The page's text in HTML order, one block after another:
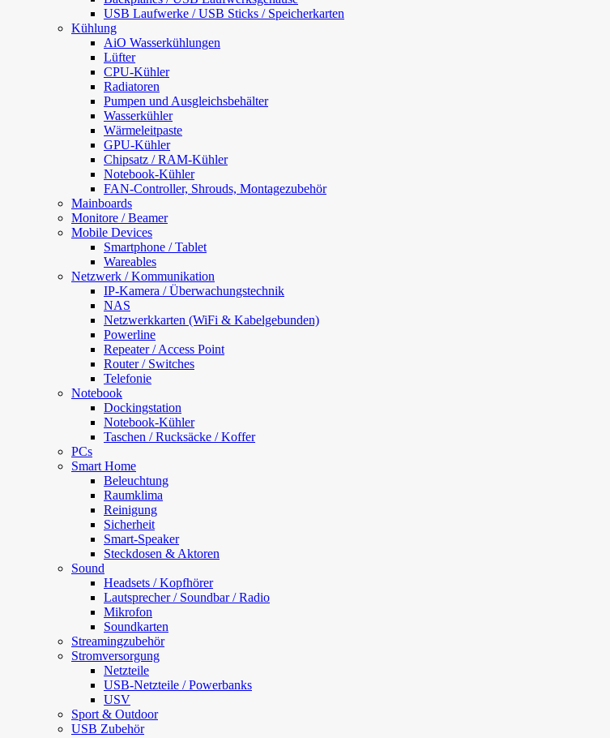
USB Laufwerke / USB Sticks / Speicherkarten
Kühlung
AiO Wasserkühlungen
Lüfter
CPU-Kühler
Radiatoren
Pumpen und Ausgleichsbehälter
Wasserkühler
Wärmeleitpaste
GPU-Kühler
Chipsatz / RAM-Kühler
Notebook-Kühler
FAN-Controller, Shrouds, Montagezubehör
Mainboards
Monitore / Beamer
Mobile Devices
Smartphone / Tablet
Wareables
Netzwerk / Kommunikation
IP-Kamera / Überwachungstechnik
NAS
Netzwerkkarten (WiFi & Kabelgebunden)
Powerline
Repeater / Access Point
Router / Switches
Telefonie
Notebook
Dockingstation
Notebook-Kühler
Taschen / Rucksäcke / Koffer
PCs
Smart Home
Beleuchtung
Raumklima
Reinigung
Sicherheit
Smart-Speaker
Steckdosen & Aktoren
Sound
Headsets / Kopfhörer
Lautsprecher / Soundbar / Radio
Mikrofon
Soundkarten
Streamingzubehör
Stromversorgung
Netzteile
USB-Netzteile / Powerbanks
USV
Sport & Outdoor
USB Zubehör